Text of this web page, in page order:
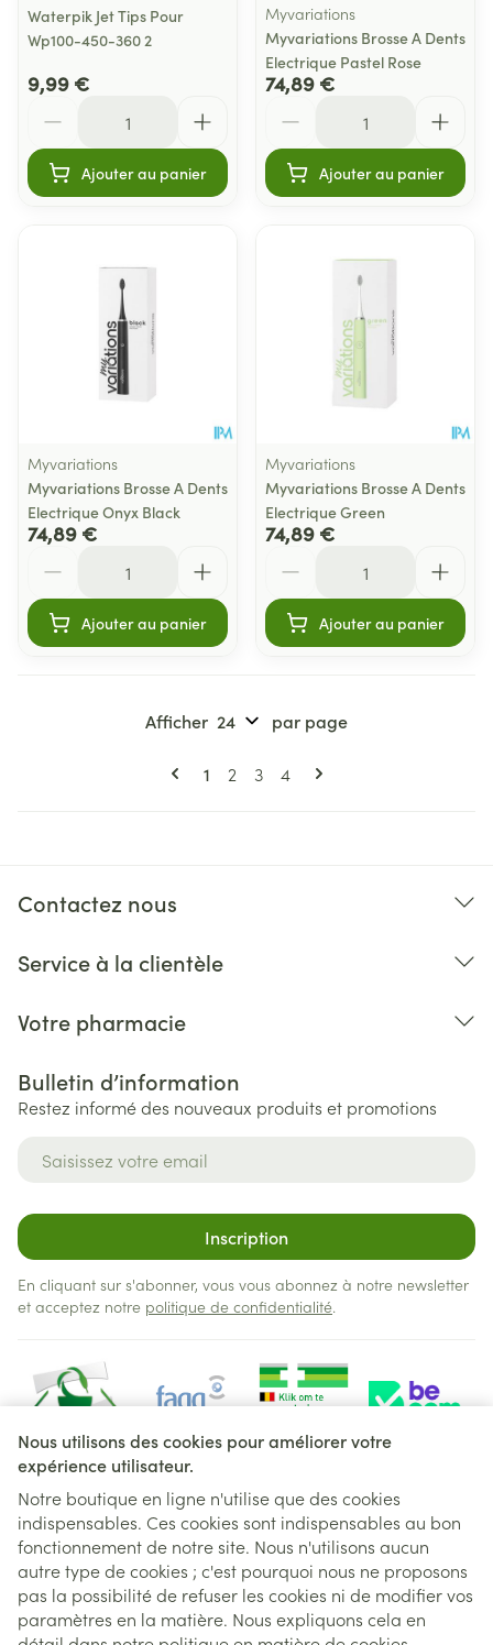
Nous utilisons des cookies pour améliorer votre
expérience utilisateur.
Notre boutique en ligne n'utilise que des cookies
indispensables. Ces cookies sont indispensables au bon
fonctionnement de notre site. Nous n'utilisons aucun
autre type de cookies ; c'est pourquoi nous ne proposons
pas la possibilité de refuser les cookies ni de modifier vos
paramètres en la matière. Nous expliquons cela en
Waterpik Jet Tips Pour
Wp100-450-360 2
9,99 €
Ajouter au panier
Myvariations
Myvariations Brosse A Dents
Electrique Pastel Rose
74,89 €
Ajouter au panier
Myvariations
Myvariations Brosse A Dents
Electrique Onyx Black
74,89 €
Ajouter au panier
Myvariations
Myvariations Brosse A Dents
Electrique Green
74,89 €
Ajouter au panier
Pages
Vous lisez actuellement la page
1 Page
2 Page
3 Page
4
Afficher par page
Contactez nous
Service à la clientèle
Votre pharmacie
Bulletin d’information
Restez informé des nouveaux produits et promotions
Inscription
En cliquant sur s'abonner, vous vous abonnez à notre newsletter
et acceptez notre politique de confidentialité.
Liens légaux